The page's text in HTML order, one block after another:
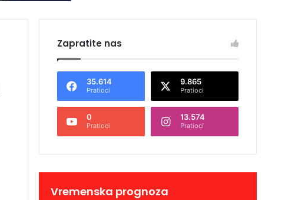
Zapratite nas
35.614
Pratioci
9.865
Pratioci
0
Pratioci
13.574
Pratioci
Vremenska prognoza